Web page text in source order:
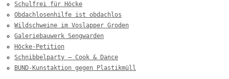
Schulfrei für Höcke
Obdachlosenhilfe ist obdachlos
Wildschweine im Voslapper Groden
Galeriebauwerk Sengwarden
Höcke-Petition
Schnibbelparty – Cook & Dance
BUND-Kunstaktion gegen Plastikmüll